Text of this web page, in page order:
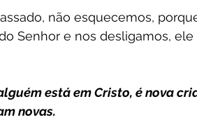
não esquecemos,
Senhor e nos desligamos,
está em Cristo, é nova
novas.